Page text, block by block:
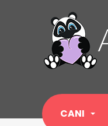
CANI